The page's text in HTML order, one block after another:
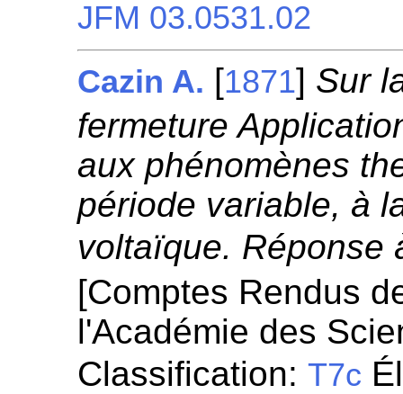
JFM 03.0531.02
Cazin A. [1871] Sur
fermeture
aux phénomènes
période variable, à
voltaïque. Réponse
[Comptes Rendus
l'Académie des
Classification:T7c